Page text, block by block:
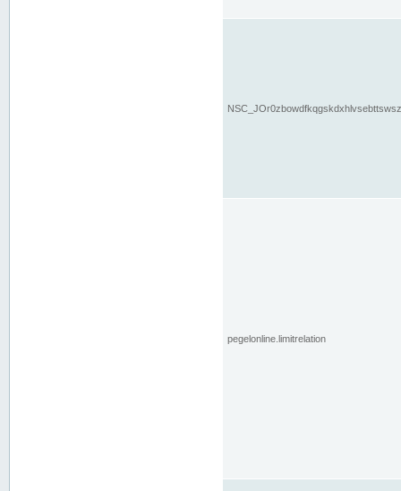
pegelonline.limitrelation